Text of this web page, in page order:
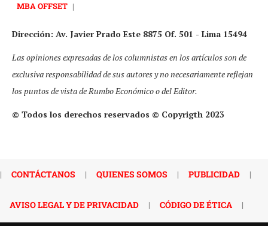
MBA OFFSET |
Dirección: Av. Javier Prado Este 8875 Of. 501 - Lima 15494
Las opiniones expresadas de los columnistas en los artículos son de
exclusiva responsabilidad de sus autores y no necesariamente reflejan
los puntos de vista de Rumbo Económico o del Editor.
© Todos los derechos reservados © Copyrigth 2023
| CONTÁCTANOS | QUIENES SOMOS | PUBLICIDAD |
AVISO LEGAL Y DE PRIVACIDAD | CÓDIGO DE ÉTICA |